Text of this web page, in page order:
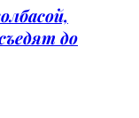
до